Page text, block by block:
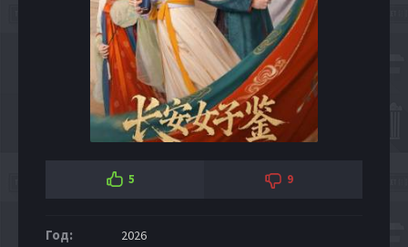
5 9
Год: 2026